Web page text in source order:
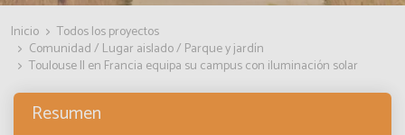
Inicio
Todos los proyectos
Comunidad / Lugar aislado / Parque y jardín
Toulouse II en Francia equipa su campus con iluminación solar
Resumen